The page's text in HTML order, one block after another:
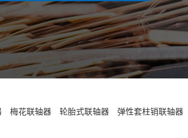
梅花联轴器 轮胎式联轴器 弹性套柱销联轴器